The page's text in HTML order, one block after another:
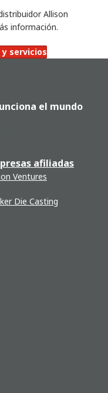
Allison
información.
servicios
el mundo
afiliadas
Ventures
Die Casting